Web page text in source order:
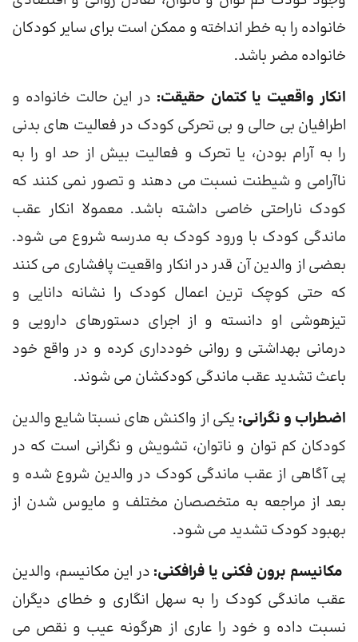
خانواده را به خطر انداخته و ممکن است برای سایر کودکان
خانواده مضر باشد.
انکار واقعیت یا کتمان حقیقت: در این حالت خانواده و
اطرافیان بی حالی و بی تحرکی کودک در فعالیت های بدنی
را به آرام بودن، یا تحرک و فعالیت بیش از حد او را به
ناآرامی و شیطنت نسبت می دهند و تصور نمی کنند که
کودک ناراحتی خاصی داشته باشد. معمولا انکار عقب
ماندگی کودک با ورود کودک به مدرسه شروع می شود.
بعضی از والدین آن قدر در انکار واقعیت پافشاری می کنند
که حتی کوچک ترین اعمال کودک را نشانه دانایی و
تیزهوشی او دانسته و از اجرای دستورهای دارویی و
درمانی بهداشتی و روانی خودداری کرده و در واقع خود
باعث تشدید عقب ماندگی کودکشان می شوند.
اضطراب و نگرانی: یکی از واکنش های نسبتا شایع والدین
کودکان کم توان و ناتوان، تشویش و نگرانی است که در
پی آگاهی از عقب ماندگی کودک در والدین شروع شده و
بعد از مراجعه به متخصصان مختلف و مایوس شدن از
بهبود کودک تشدید می شود.
مکانیسم برون فکنی یا فرافکنی: در این مکانیسم، والدین
عقب ماندگی کودک را به سهل انگاری و خطای دیگران
نسبت داده و خود را عاری از هرگونه عیب و نقص می